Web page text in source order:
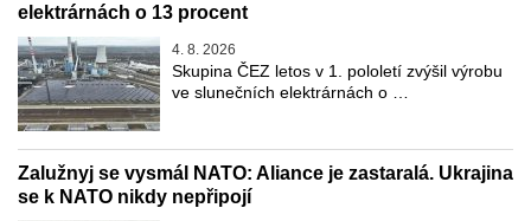
elektrárnách o 13 procent
4. 8. 2026
Skupina ČEZ letos v 1. pololetí zvýšil výrobu
ve slunečních elektrárnách o …
Zalužnyj se vysmál NATO: Aliance je zastaralá. Ukrajina
se k NATO nikdy nepřipojí